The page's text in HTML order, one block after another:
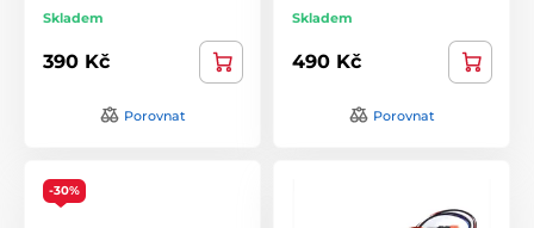
Skladem
390 Kč
Porovnat
Skladem
490 Kč
Porovnat
-30%